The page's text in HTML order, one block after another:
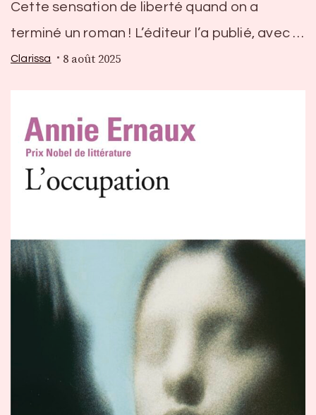
Cette sensation de liberté quand on a
terminé un roman ! L’éditeur l’a publié, avec …
Clarissa 8 août 2025